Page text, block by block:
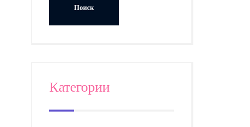
Категории